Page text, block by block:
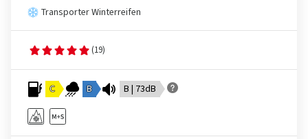
Transporter Winterreifen
(19)
C B B | 73dB